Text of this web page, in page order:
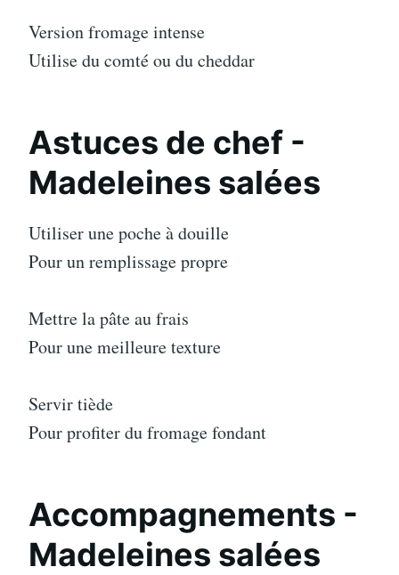
Version fromage intense
Utilise du comté ou du cheddar
Astuces de chef -
Madeleines salées
Utiliser une poche à douille
Pour un remplissage propre
Mettre la pâte au frais
Pour une meilleure texture
Servir tiède
Pour profiter du fromage fondant
Accompagnements -
Madeleines salées